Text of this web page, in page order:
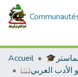
Accueil
و الأدب العربي